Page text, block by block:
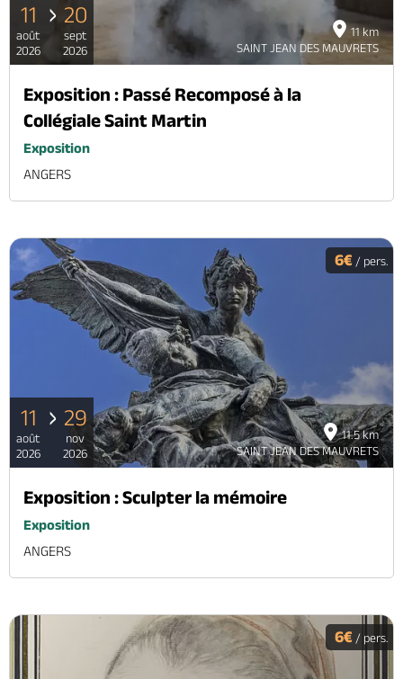
11 km
SAINT JEAN DES MAUVRETS
11
août
2026
20
sept
2026
Exposition : Passé Recomposé à la
Collégiale Saint Martin
Exposition
ANGERS
11.5 km
SAINT JEAN DES MAUVRETS
6€ / pers.
11
août
2026
29
nov
2026
Exposition : Sculpter la mémoire
Exposition
ANGERS
6€ / pers.